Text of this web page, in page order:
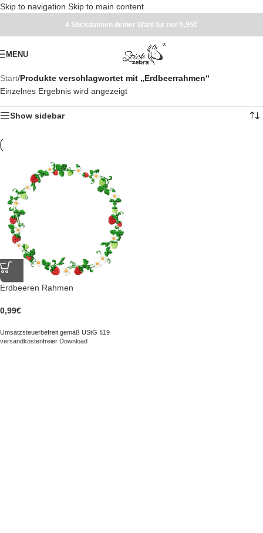
Skip to navigation Skip to main content
4 Stickdateien deiner Wahl für nur 5,95€
MENU
Start/Produkte verschlagwortet mit „Erdbeerrahmen“
Einzelnes Ergebnis wird angezeigt
Show sidebar
Erdbeeren Rahmen
0,99€
Umsatzsteuerbefreit gemäß UStG §19
versandkostenfreier Download